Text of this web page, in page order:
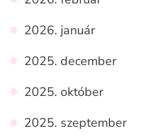
2026. január
2025. december
2025. október
2025. szeptember